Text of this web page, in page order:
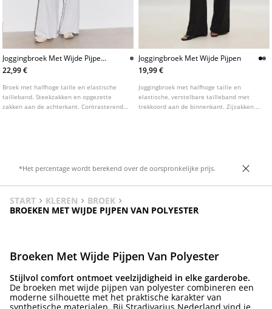
Joggingbroek Met Wijde Pijpen
En Bies
22,99 €
Broek met halfhoge taille en elastische
tailleband. Steekzakken en opgezette
zakken aan de achterkant. Contrasterende
Joggingbroek Met Wijde Pijpen
19,99 €
Joggingbroek met halfhoge taille en
elastische, verstelbare tailleband met
trekkoord aan de binnenkant. Zijzakken.
*Het percentage wordt berekend over de oorspronkelijke prijs.
START KLEREN
BROEK
BROEKEN MET WIJDE PIJPEN VAN POLYESTER
Broeken Met Wijde Pijpen Van Polyester
Stijlvol comfort ontmoet veelzijdigheid in elke garderobe.
De broeken met wijde pijpen van polyester combineren een
moderne silhouette met het praktische karakter van